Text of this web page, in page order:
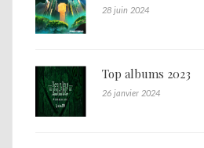
28 juin 2024
Top albums 2023
26 janvier 2024